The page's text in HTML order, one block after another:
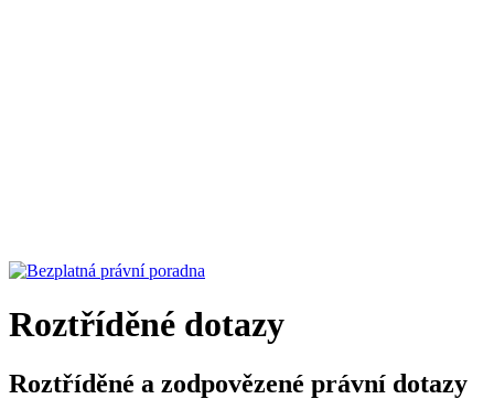
Roztříděné dotazy
Roztříděné a zodpovězené právní dotazy